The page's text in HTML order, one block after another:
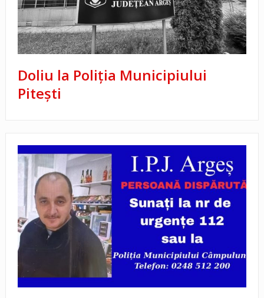
Doliu la Poliția Municipiului
Pitești